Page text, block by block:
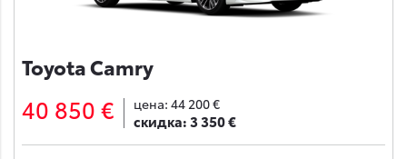
Toyota Camry
40 850 € цена: 44 200 €
скидка:3 350 €